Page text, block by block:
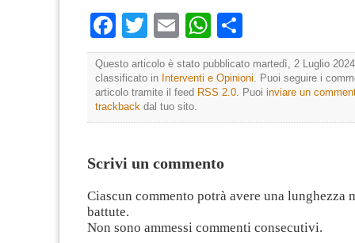
Facebook
TwitterEmailWhatsApp
Questo articolo è stato pubblicato martedì, 2 Luglio
classificato in Interventi e Opinioni . Puoi seguire i
articolo tramite il feed RSS 2.0 . Puoi inviare un
trackback dal tuo sito.
Scrivi un commento
Ciascun commento potrà avere una lunghezza
battute.
Non sono ammessi commenti consecutivi.